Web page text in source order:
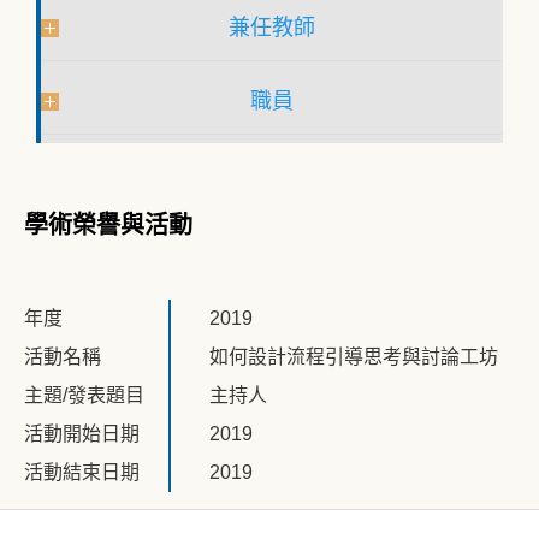
兼任教師
職員
學術榮譽與活動
年度
2019
活動名稱
如何設計流程引導思考與討論工坊
主題/發表題目
主持人
活動開始日期
2019
活動結束日期
2019